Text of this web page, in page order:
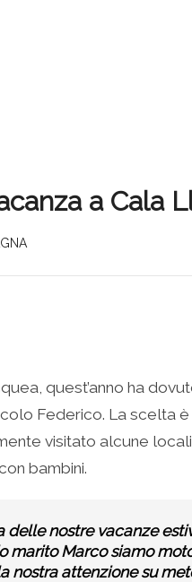
a Cala
quest’anno ha
Federico. La scelta
visitato alcune
bambini.
nostre vacanze
marito Marco siamo
nostra attenzione su